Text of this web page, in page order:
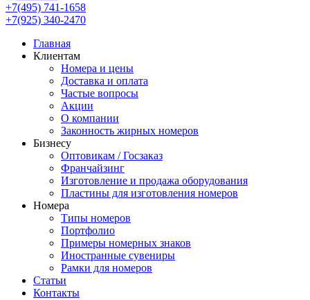
+7(495) 741-1658
+7(925) 340-2470
Главная
Клиентам
Номера и цены
Доставка и оплата
Частые вопросы
Акции
О компании
Законность жирных номеров
Бизнесу
Оптовикам / Госзаказ
Франчайзинг
Изготовление и продажа оборудования
Пластины для изготовления номеров
Номера
Типы номеров
Портфолио
Примеры номерных знаков
Иностранные сувениры
Рамки для номеров
Статьи
Контакты